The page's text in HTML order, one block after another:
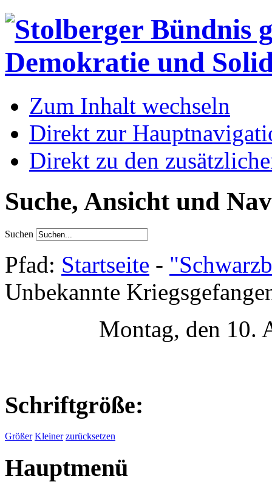
Zum Inhalt wechseln
Direkt zur
Direkt zu den
Suche, Ansicht und
Suchen
Pfad: Startseite -
Unbekannte
Montag, den 10.
Schriftgröße:
Größer Kleiner zurücksetzen
Hauptmenü